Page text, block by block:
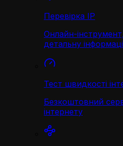
Перевірка IP
Онлайн-
детальну
Тест швидкості
Безкоштовний
інтернету